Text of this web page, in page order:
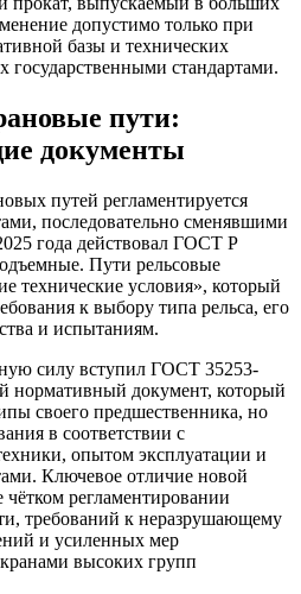
допустимо только при
базы и технических
государственными стандартами.
пути:
документы
путей регламентируется
последовательно сменявшими
года действовал ГОСТ Р
Пути рельсовые
технические условия», который
к выбору типа рельса, его
и испытаниям.​
силу вступил ГОСТ 35253-
нормативный документ, который
своего предшественника, но
в соответствии с
опытом эксплуатации и
Ключевое отличие новой
чётком регламентировании
требований к неразрушающему
и усиленных мер
высоких групп